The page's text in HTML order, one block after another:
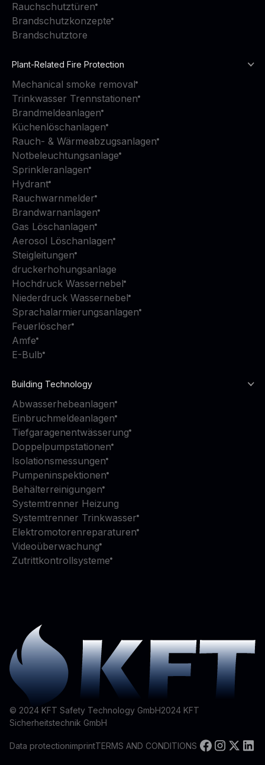
Rauchschutztüren
Brandschutzkonzepte
Brandschutztore
Plant-Related Fire Protection
Mechanical smoke removal
Trinkwasser Trennstationen
Brandmeldeanlagen
Küchenlöschanlagen
Rauch- & Wärmeabzugsanlagen
Notbeleuchtungsanlage
Sprinkleranlagen
Hydrant
Rauchwarnmelder
Brandwarnanlagen
Gas Löschanlagen
Aerosol Löschanlagen
Steigleitungen
druckerhohungsanlage
Hochdruck Wassernebel
Niederdruck Wassernebel
Sprachalarmierungsanlagen
Feuerlöscher
Amfe
E-Bulb
Building Technology
Abwasserhebeanlagen
Einbruchmeldeanlagen
Tiefgaragenentwässerung
Doppelpumpstationen
Isolationsmessungen
Pumpeninspektionen
Behälterreinigungen
Systemtrenner Heizung
Systemtrenner Trinkwasser
Elektromotorenreparaturen
Videoüberwachung
Zutrittkontrollsysteme
© 2024 KFT Safety Technology GmbH2024 KFT
Sicherheitstechnik GmbH
Data protectionimprintTERMS AND CONDITIONS